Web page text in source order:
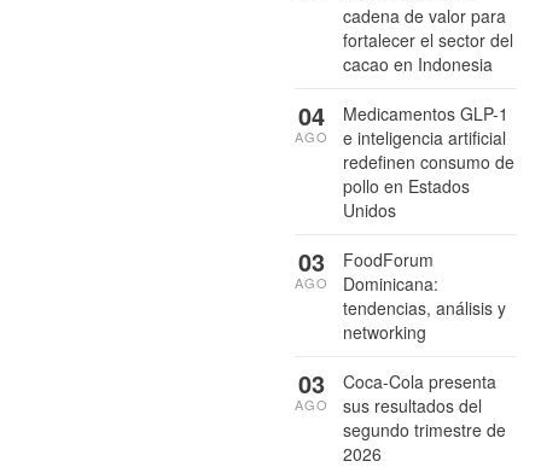
cadena de valor para
fortalecer el sector del
cacao en Indonesia
Medicamentos GLP-1
e inteligencia artificial
redefinen consumo de
pollo en Estados
Unidos
04
AGO
FoodForum
Dominicana:
tendencias, análisis y
networking
03
AGO
Coca-Cola presenta
sus resultados del
segundo trimestre de
2026
03
AGO